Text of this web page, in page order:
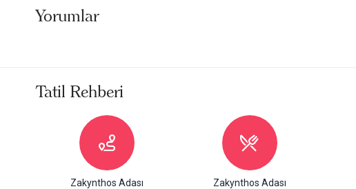
Yorumlar
Tatil Rehberi
Zakynthos Adası
Zakynthos Adası